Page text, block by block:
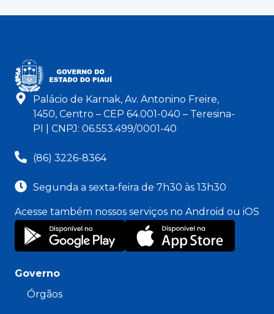
Palácio de Karnak, Av. Antonino Freire,
1450, Centro – CEP 64.001-040 – Teresina-
PI | CNPJ: 06.553.499/0001-40
(86) 3226-8364
Segunda a sexta-feira de 7h30 às 13h30
Acesse também nossos serviços no Android ou iOS
Governo
Órgãos